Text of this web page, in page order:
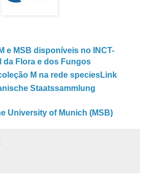
e MSB disponíveis no INCT-
da Flora e dos Fungos
M na rede speciesLink
Staatssammlung
University of Munich (MSB)